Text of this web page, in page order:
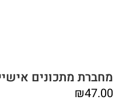
מחברת מתכונים
₪47.00